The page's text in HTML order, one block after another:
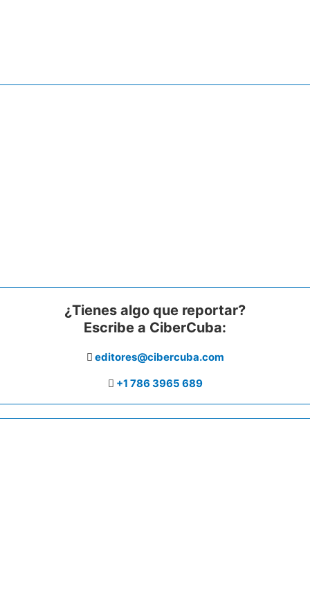
¿Tienes algo que reportar?
Escribe a CiberCuba:
editores@cibercuba.com
+1 786 3965 689